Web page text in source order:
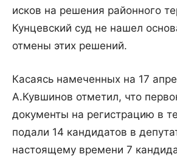
исков на решения районного
Кунцевский суд не нашел
отмены этих решений.
Касаясь намеченных на 17
А.Кувшинов отметил, что
документы на регистрацию в
подали 14 кандидатов в
настоящему времени 7